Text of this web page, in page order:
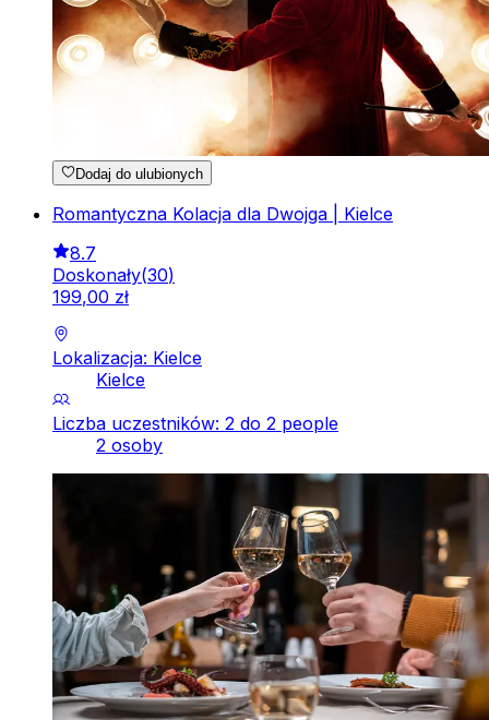
Dodaj do ulubionych
Romantyczna Kolacja dla Dwojga | Kielce
8.7
Doskonały(30)
199,00 zł
Lokalizacja: Kielce
Kielce
Liczba uczestników: 2 do 2 people
2 osoby